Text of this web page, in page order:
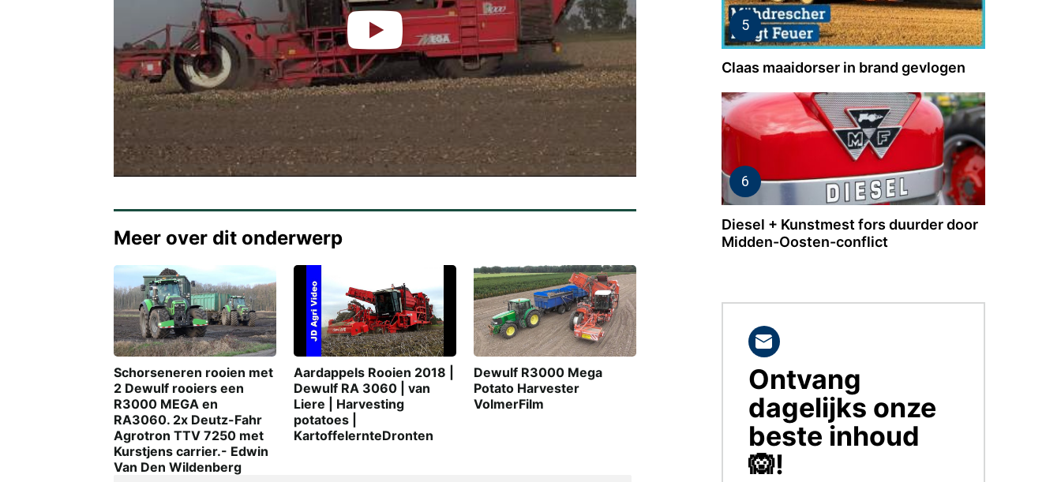
Meer over dit onderwerp
Schorseneren rooien met
2 Dewulf rooiers een
R3000 MEGA en
RA3060. 2x Deutz-Fahr
Agrotron TTV 7250 met
Kurstjens carrier.- Edwin
Van Den Wildenberg
Aardappels Rooien 2018 |
Dewulf RA 3060 | van
Liere | Harvesting
potatoes |
KartoffelernteDronten
Dewulf R3000 Mega
Potato Harvester 
VolmerFilm
Claas maaidorser in brand gevlogen
Diesel + Kunstmest fors duurder door
Midden-Oosten-conflict
BLIJF
OP
DE
HOOGTE!
Ontvang
dagelijks onze
beste inhoud
🙉!